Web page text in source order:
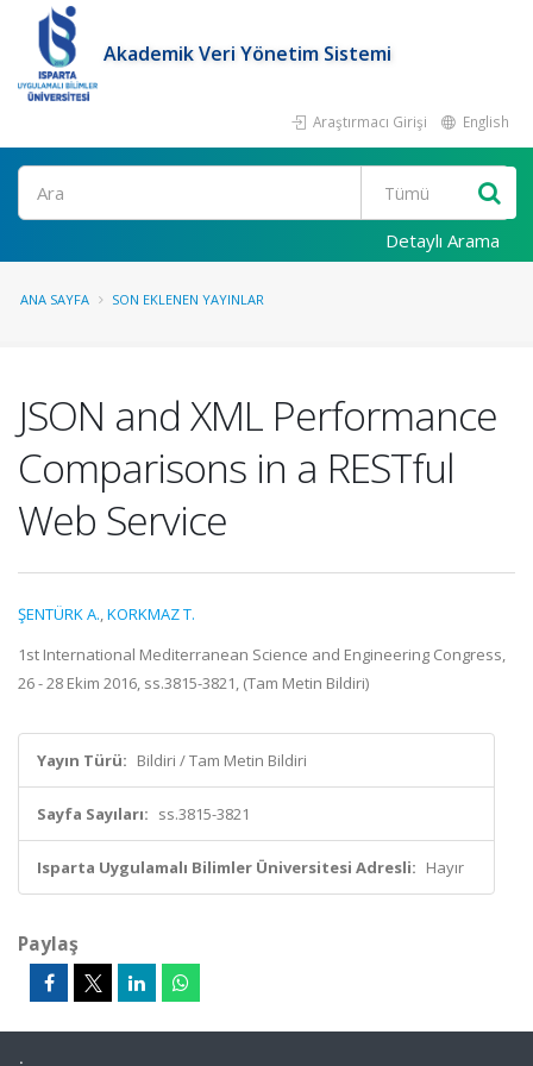
Akademik Veri Yönetim Sistemi
Araştırmacı Girişi English
Ara
Detaylı Arama
ANA SAYFA SON EKLENEN YAYINLAR
JSON and XML Performance
Comparisons in a RESTful
Web Service
ŞENTÜRK A.,KORKMAZ T.
1st International Mediterranean Science and Engineering Congress,
26 - 28 Ekim 2016, ss.3815-3821, (Tam Metin Bildiri)
Yayın Türü: Bildiri / Tam Metin Bildiri
Sayfa Sayıları: ss.3815-3821
Isparta Uygulamalı Bilimler Üniversitesi Adresli: Hayır
Paylaş